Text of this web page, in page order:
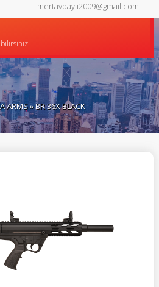
mertavbayii2009@gmail.com
ARMS» BR 36X BLACK